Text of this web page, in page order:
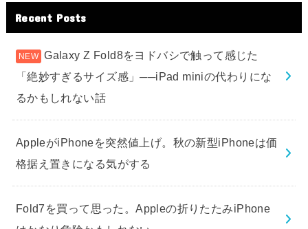
Recent Posts
Galaxy Z Fold8をヨドバシで触って感じた
「絶妙すぎるサイズ感」──iPad miniの代わりにな
るかもしれない話
AppleがiPhoneを突然値上げ。秋の新型iPhoneは価
格据え置きになる気がする
Fold7を買って思った。Appleの折りたたみiPhone